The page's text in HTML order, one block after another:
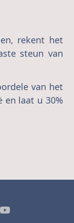
rekent het
steun van
van het
en laat u 30%